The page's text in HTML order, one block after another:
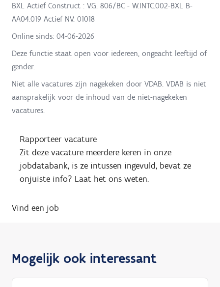
BXL Actief Construct : V.G. 806/BC - W.INTC.002-BXL B-
AA04.019 Actief NV: 01018
Online sinds: 04-06-2026
Deze functie staat open voor iedereen, ongeacht leeftijd of
gender.
Niet alle vacatures zijn nagekeken door VDAB. VDAB is niet
aansprakelijk voor de inhoud van de niet-nagekeken
vacatures.
Rapporteer vacature
Zit deze vacature meerdere keren in onze
jobdatabank, is ze intussen ingevuld, bevat ze
onjuiste info? Laat het ons weten.
Vind een job
Mogelijk ook interessant